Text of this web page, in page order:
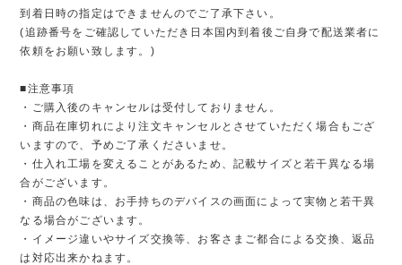
到着日時の指定はできませんのでご了承下さい。
(追跡番号をご確認していただき日本国内到着後ご自身で配送業者に
依頼をお願い致します。)
■注意事項
・ご購入後のキャンセルは受付しておりません。
・商品在庫切れにより注文キャンセルとさせていただく場合もござ
いますので、予めご了承くださいませ。
・仕入れ工場を変えることがあるため、記載サイズと若干異なる場
合がございます。
・商品の色味は、お手持ちのデバイスの画面によって実物と若干異
なる場合がございます。
・イメージ違いやサイズ交換等、お客さまご都合による交換、返品
は対応出来かねます。